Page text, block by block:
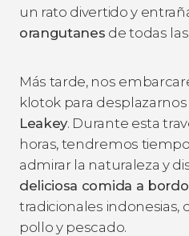
un rato divertido y
orangutanes de todas
Más tarde, nos
klotok para desplazarnos
Leakey. Durante esta
horas, tendremos
admirar la naturaleza y
deliciosa comida a bordo
tradicionales indonesias,
pollo y pescado.